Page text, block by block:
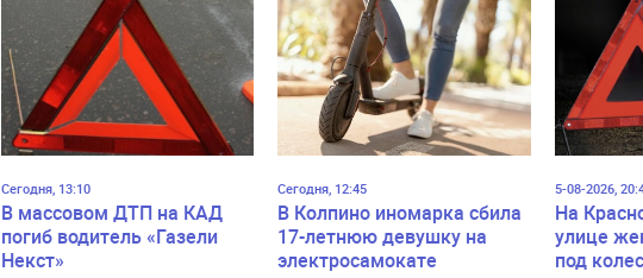
Сегодня, 13:10
В массовом ДТП на КАД
погиб водитель «Газели
Некст»
Сегодня, 12:45
В Колпино иномарка сбила
17-летнюю девушку на
электросамокате
5-08-2026,
На
улице
под